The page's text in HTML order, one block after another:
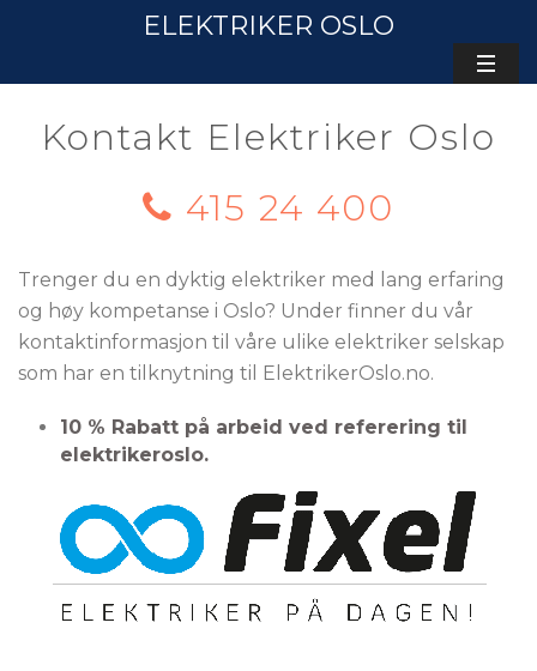
ELEKTRIKER OSLO
Kontakt Elektriker Oslo
415 24 400
Trenger du en dyktig elektriker med lang erfaring
og høy kompetanse i Oslo? Under finner du vår
kontaktinformasjon til våre ulike elektriker selskap
som har en tilknytning til ElektrikerOslo.no.
10 % Rabatt på arbeid ved referering til
elektrikeroslo.